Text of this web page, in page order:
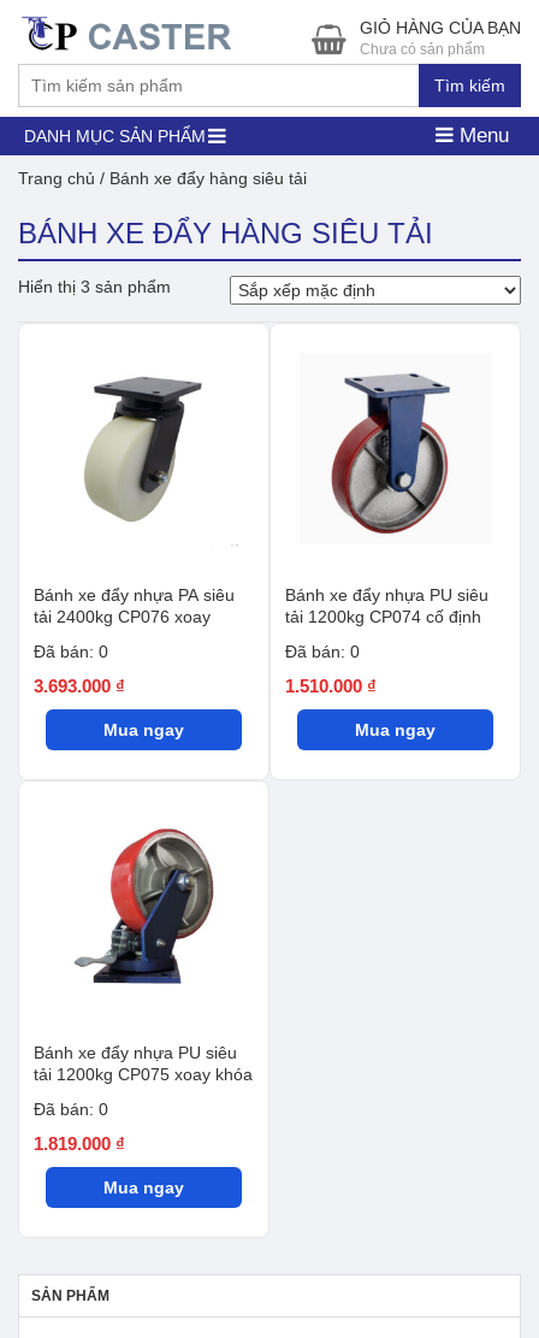
Tìm kiếm
GIỎ HÀNG CỦA BẠN
Chưa có sản phẩm
DANH MỤC SẢN PHẨM Menu
Trang chủ / Bánh xe đẩy hàng siêu tải
BÁNH XE ĐẨY HÀNG SIÊU TẢI
Hiển thị 3 sản phẩm
Bánh xe đẩy nhựa PA siêu
tải 2400kg CP076 xoay
Đã bán: 0
3.693.000 ₫
Mua ngay
Bánh xe đẩy nhựa PU siêu
tải 1200kg CP074 cố định
Đã bán: 0
1.510.000 ₫
Mua ngay
Bánh xe đẩy nhựa PU siêu
tải 1200kg CP075 xoay khóa
Đã bán: 0
1.819.000 ₫
Mua ngay
SẢN PHẨM